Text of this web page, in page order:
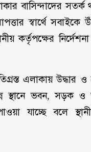
বাসিন্দাদের সতর্ক
স্বার্থে সবাইকে
কর্তৃপক্ষের
এলাকায় উদ্ধার ও
স্থানে ভবন, সড়ক ও
যাচ্ছে বলে